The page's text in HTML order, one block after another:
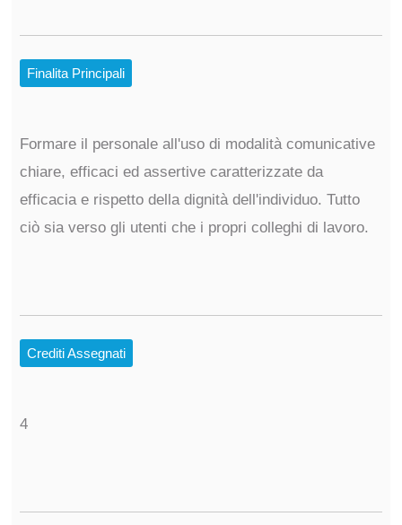
Finalita Principali
Formare il personale all'uso di modalità comunicative
chiare, efficaci ed assertive caratterizzate da
efficacia e rispetto della dignità dell'individuo. Tutto
ciò sia verso gli utenti che i propri colleghi di lavoro.
Crediti Assegnati
4